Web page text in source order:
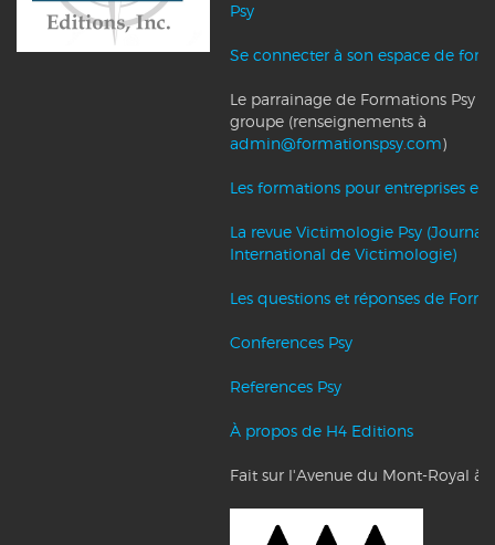
Psy
Se connecter à son espace de
Le parrainage de Formations Psy
groupe (renseignements à
admin@formationspsy.com)
Les formations pour entreprises et
La revue Victimologie Psy (Journal
International de Victimologie)
Les questions et réponses de
Conferences Psy
References Psy
À propos de H4 Editions
Fait sur l'Avenue du Mont-Royal à